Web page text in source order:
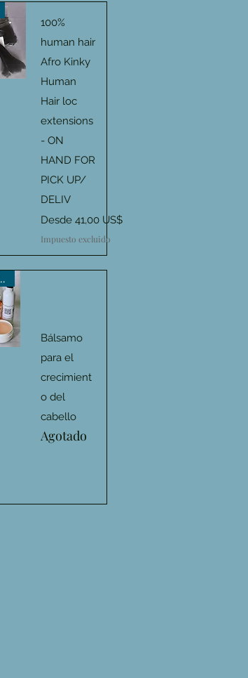
100%
human hair
Afro Kinky
Human
Hair loc
extensions
- ON
HAND FOR
PICK UP/
DELIV
Desde 41,00 US$
Precio de oferta
Impuesto excluido
now
Bálsamo
para el
crecimient
o del
cabello
Agotado